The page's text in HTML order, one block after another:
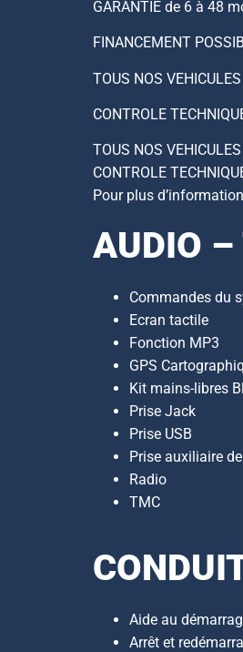
GARANTIE de 6 à 48
FINANCEMENT
TOUS NOS
CONTROLE
TOUS NOS
CONTROLE
Pour plus
AUDIO –
Commandes du
Ecran tactile
Fonction MP3
GPS
Kit mains-libres
Prise Jack
Prise USB
Prise auxiliaire
Radio
TMC
Aide au
Arrêt et